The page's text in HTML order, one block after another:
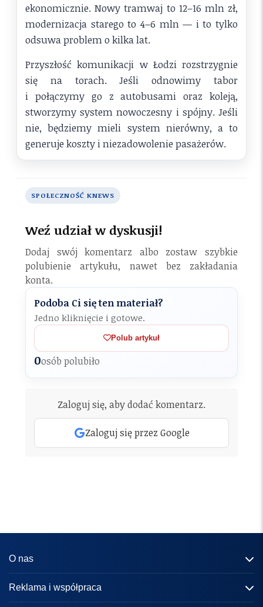
ekonomicznie. Nowy tramwaj to 12–16 mln zł,
modernizacja starego to 4–6 mln — i to tylko
odsuwa problem o kilka lat.
Przyszłość komunikacji w Łodzi rozstrzygnie
się na torach. Jeśli odnowimy tabor
i połączymy go z autobusami oraz koleją,
stworzymy system nowoczesny i spójny. Jeśli
nie, będziemy mieli system nierówny, a to
generuje koszty i niezadowolenie pasażerów.
SPOŁECZNOŚĆ KNEWS
Weź udział w dyskusji!
Dodaj swój komentarz albo zostaw szybkie
polubienie artykułu, nawet bez zakładania
konta.
Podoba Ci się ten materiał?
Jedno kliknięcie i gotowe.
Polub artykuł
0osób polubiło
Zaloguj się, aby dodać komentarz.
Zaloguj się przez Google
O nas
Informacje o portalu
Reklama i współpraca